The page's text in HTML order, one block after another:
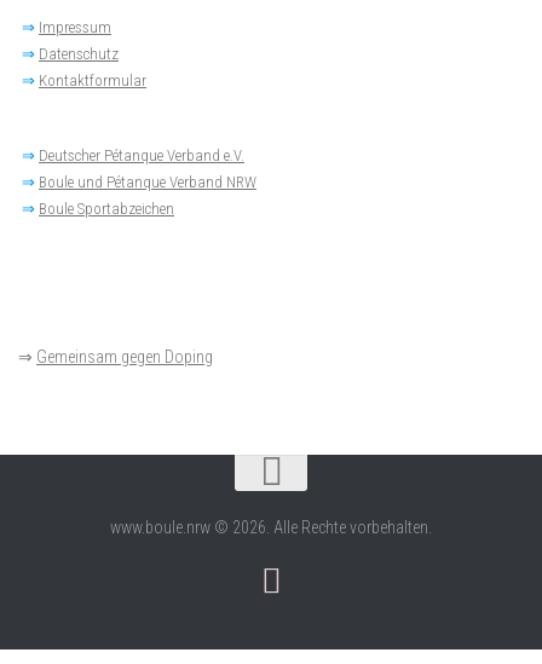
⇒ Impressum
⇒ Datenschutz
⇒ Kontaktformular
⇒ Deutscher Pétanque Verband e.V.
⇒ Boule und Pétanque Verband NRW
⇒ Boule Sportabzeichen
⇒ Gemeinsam gegen Doping
www.boule.nrw © 2026. Alle Rechte vorbehalten.